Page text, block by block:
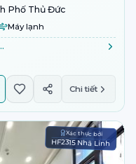
Phố Thủ Đức
Máy lạnh
Chi tiết
Xác thực bởi
HF2315 Nhã Linh